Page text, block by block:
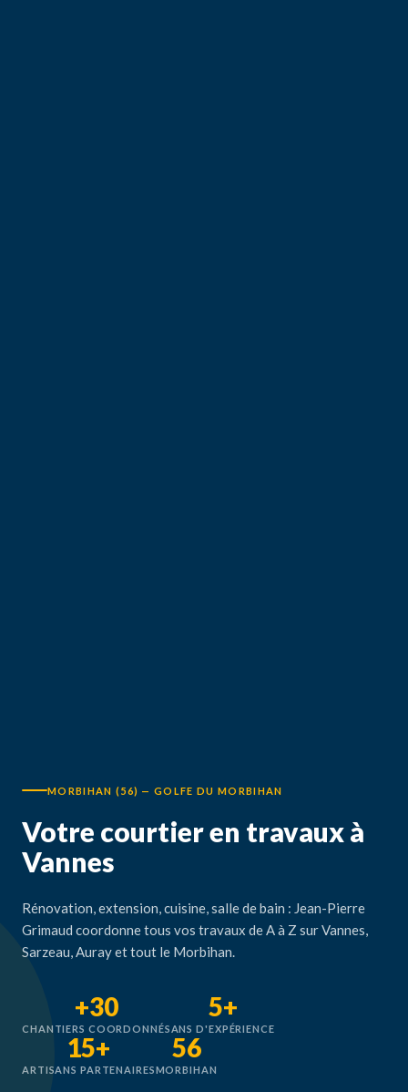
MORBIHAN (56) — GOLFE DU MORBIHAN
Votre courtier en travaux à
Vannes
Rénovation, extension, cuisine, salle de bain : Jean-Pierre
Grimaud coordonne tous vos travaux de A à Z sur Vannes,
Sarzeau, Auray et tout le Morbihan.
+30
CHANTIERS COORDONNÉS
5+
ANS D'EXPÉRIENCE
15+
ARTISANS PARTENAIRES
56
MORBIHAN